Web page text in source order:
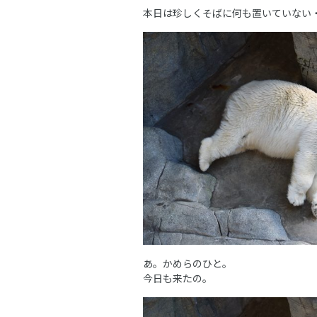
本日は珍しくそばに何も置いていない
あ。かめらのひと。
今日も来たの。